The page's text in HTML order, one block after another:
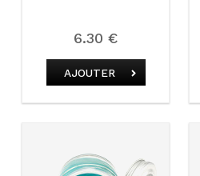
6.30 €
AJOUTER